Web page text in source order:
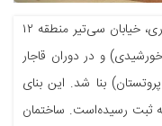
کلیسای انجیلی پطرس واقع در خیابان جمهوری، خیابان سی‌تیر منطقه ۱۲
شهرداری تهران در سال ۱۸۹۱ میلادی (۱۲۷۰ خورشیدی) و در دوران قاجار
بنا شد. این بنای
آثار ملی به ثبت رسیده‌است. ساختمان